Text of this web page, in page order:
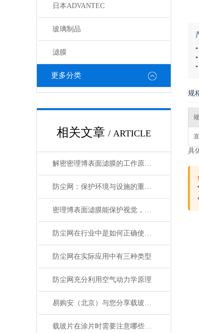
日本ADVANTEC
玻璃制品
滤膜
更多分类
相关文章 / ARTICLE
解密密理博表面滤膜的工作原理与性能优势
防尘网：保护环境与设施的重要工具
密理博表面滤膜能保护视觉，提高性能
防尘网在行业中是如何正确使用的？
防尘网在实际应用中有三种类型
防尘网充分利用空气动力学原理
易购安（北京）与您分享载玻片的使用方法
载玻片在涂片时需要注意哪些问题？
规
具